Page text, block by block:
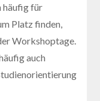
häufig für
Platz finden,
Workshoptage.
auch